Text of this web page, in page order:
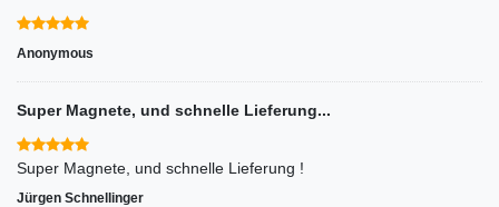
Anonymous
Super Magnete, und schnelle Lieferung...
Super Magnete, und schnelle Lieferung !
Jürgen Schnellinger